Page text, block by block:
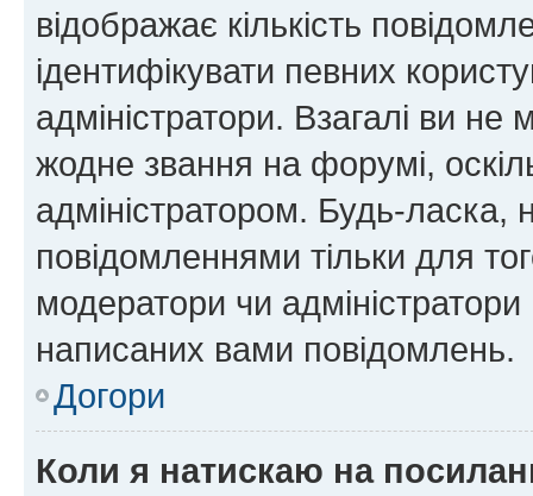
відображає кількість
ідентифікувати певних
адміністратори. Взагалі ви
жодне звання на форумі,
адміністратором. Будь-
повідомленнями тільки для
модератори чи
написаних вами повідомлень.
Догори
Коли я натискаю на